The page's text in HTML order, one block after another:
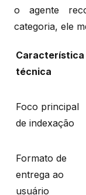
o agente
categoria, ele
Característica
técnica
Foco principal
de indexação
Formato de
entrega ao
usuário